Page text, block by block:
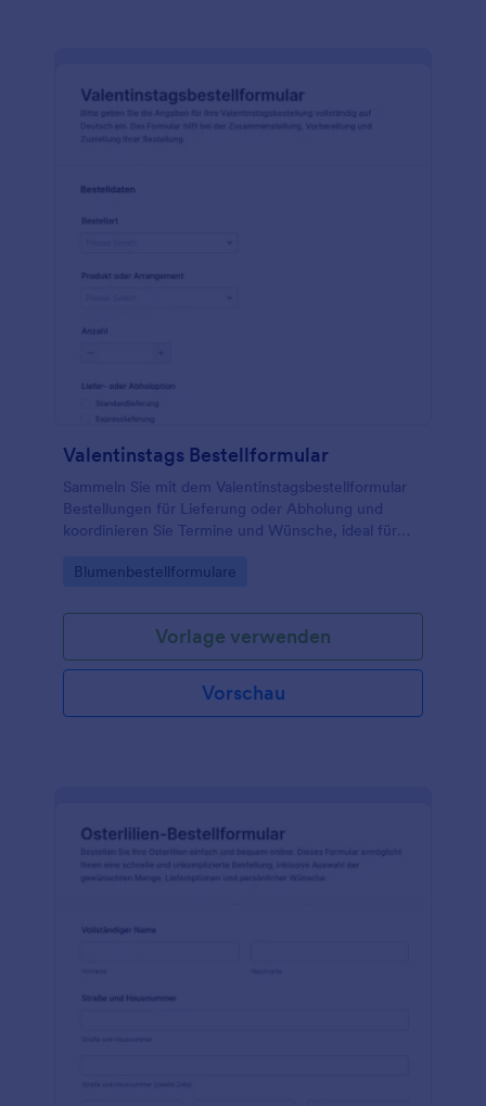
Valentinstags Bestellformular
Sammeln Sie mit dem Valentinstagsbestellformular
Bestellungen für Lieferung oder Abholung und
koordinieren Sie Termine und Wünsche, ideal für
Go to Category:
Blumenbestellformulare
Vorlage verwenden
Vorschau